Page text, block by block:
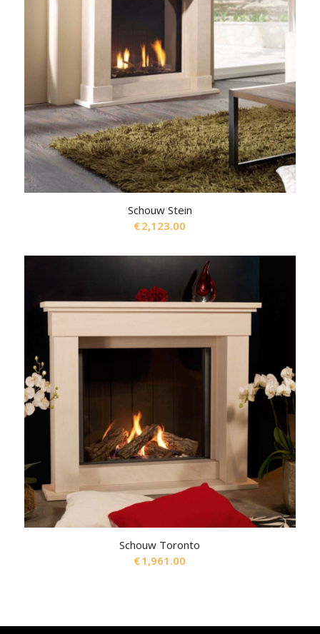
Schouw Stein
€2,123.00
Schouw Toronto
€1,961.00